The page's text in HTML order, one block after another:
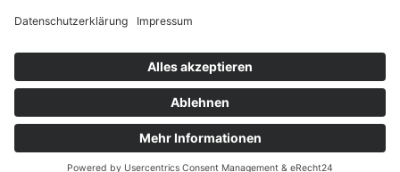
© 2024 Europlac. All Rights Reserved
Allgemeine Geschäftsbedingungen
Impressum
Datenschutz